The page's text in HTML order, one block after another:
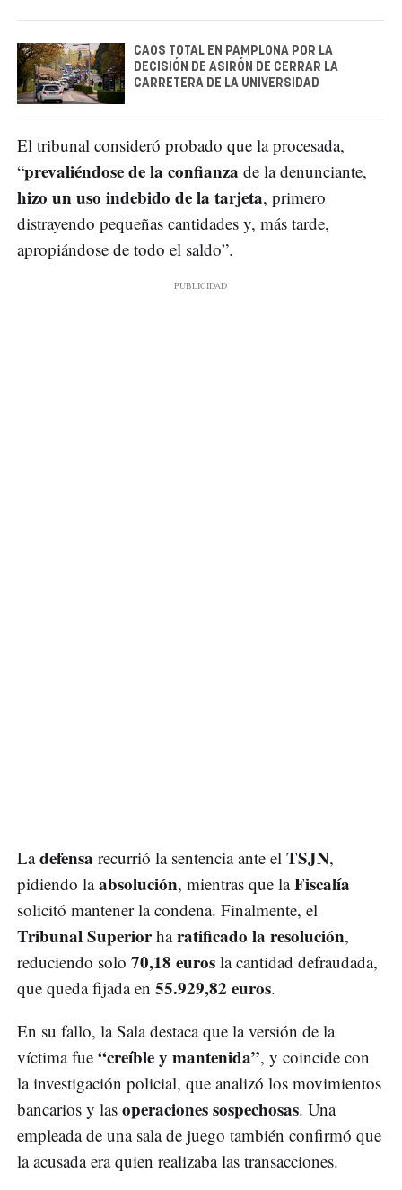
CAOS TOTAL EN PAMPLONA POR LA
DECISIÓN DE ASIRÓN DE CERRAR LA
CARRETERA DE LA UNIVERSIDAD
El tribunal consideró probado que la procesada,
“prevaliéndose de la confianza de la denunciante,
hizo un uso indebido de la tarjeta, primero
distrayendo pequeñas cantidades y, más tarde,
apropiándose de todo el saldo”.
Ladefensa recurrió la sentencia ante el TSJN,
pidiendo laabsolución, mientras que laFiscalía
solicitó mantener la condena. Finalmente, el
Tribunal Superiorharatificado la resolución,
reduciendo solo 70,18 euros la cantidad defraudada,
que queda fijada en 55.929,82 euros.
En su fallo, la Sala destaca que la versión de la
víctima fue “creíble y mantenida”, y coincide con
la investigación policial, que analizó los movimientos
bancarios y las operaciones sospechosas. Una
empleada de una sala de juego también confirmó que
la acusada era quien realizaba las transacciones.